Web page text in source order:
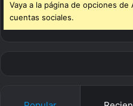
Vaya a la página de opciones
cuentas sociales.